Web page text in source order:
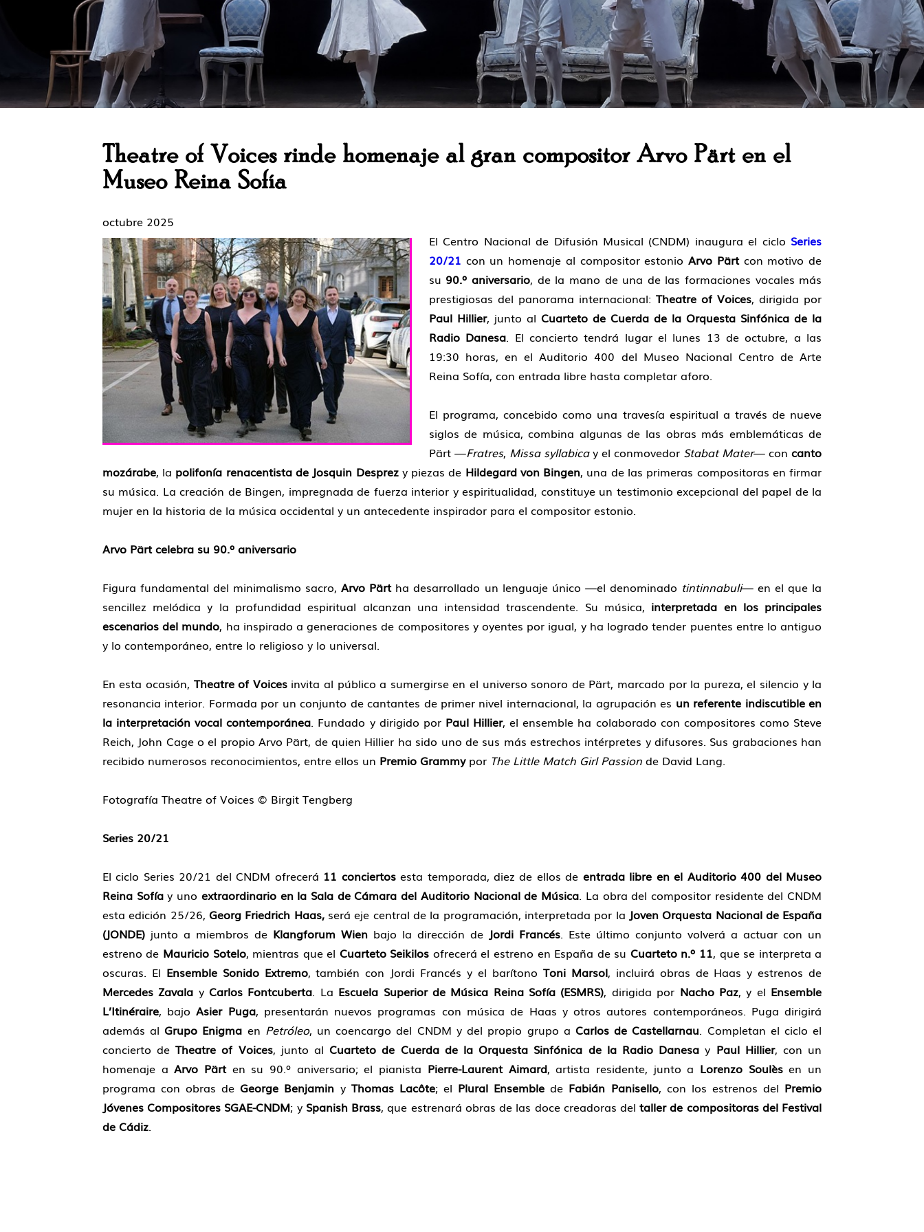
Theatre of Voices rinde homenaje al gran compositor Arvo Pärt en el
Museo Reina Sofía
octubre 2025
El Centro Nacional de Difusión Musical (CNDM) inaugura el ciclo Series
20/21 con un homenaje al compositor estonioArvo Pärtcon motivo de
su 90.º aniversario, de la mano de una de las formaciones vocales más
prestigiosas del panorama internacional: Theatre of Voices, dirigida por
Paul Hillier, junto al Cuarteto de Cuerda de la Orquesta Sinfónica de la
Radio Danesa. El concierto tendrá lugar el lunes 13 de octubre, a las
19:30 horas, en el Auditorio 400 del Museo Nacional Centro de Arte
Reina Sofía, con entrada libre hasta completar aforo.
El programa, concebido como una travesía espiritual a través de nueve
siglos de música, combina algunas de las obras más emblemáticas de
Pärt —Fratres, Missa syllabicay el conmovedor Stabat Mater— concanto
mozárabe, la polifonía renacentista de Josquin Desprezy piezas de Hildegard von Bingen, una de las primeras compositoras en firmar
su música. La creación de Bingen, impregnada de fuerza interior y espiritualidad, constituye un testimonio excepcional del papel de la
mujer en la historia de la música occidental y un antecedente inspirador para el compositor estonio.
Arvo Pärt celebra su 90.º aniversario
Figura fundamental del minimalismo sacro,Arvo Pärtha desarrollado un lenguaje único —el denominado tintinnabuli— en el que la
sencillez melódica y la profundidad espiritual alcanzan una intensidad trascendente. Su música, interpretada en los principales
escenarios del mundo, ha inspirado a generaciones de compositores y oyentes por igual, y ha logrado tender puentes entre lo antiguo
y lo contemporáneo, entre lo religioso y lo universal.
En esta ocasión, Theatre of Voicesinvita al público a sumergirse en el universo sonoro de Pärt, marcado por la pureza, el silencio y la
resonancia interior. Formada por un conjunto de cantantes de primer nivel internacional, la agrupación es un referente indiscutible en
la interpretación vocal contemporánea. Fundado y dirigido por Paul Hillier, el ensemble ha colaborado con compositores como Steve
Reich, John Cage o el propio Arvo Pärt, de quien Hillier ha sido uno de sus más estrechos intérpretes y difusores. Sus grabaciones han
recibido numerosos reconocimientos, entre ellos un Premio Grammypor The Little Match Girl Passionde David Lang.
Fotografía Theatre of Voices © Birgit Tengberg
Series 20/21
El ciclo Series 20/21 del CNDM ofrecerá 11 conciertosesta temporada, diez de ellos de entrada libre en el Auditorio 400 del Museo
Reina Sofíay uno extraordinario en la Sala de Cámara del Auditorio Nacional de Música. La obra del compositor residente del CNDM
esta edición 25/26, Georg Friedrich Haas,será eje central de la programación, interpretada por la Joven Orquesta Nacional de España
(JONDE)junto a miembros de Klangforum Wienbajo la dirección de Jordi Francés. Este último conjunto volverá a actuar con un
estreno de Mauricio Sotelo, mientras que el Cuarteto Seikilos ofrecerá el estreno en España de su Cuarteto n.º 11, que se interpreta a
oscuras. El Ensemble Sonido Extremo, también con Jordi Francés y el barítono Toni Marsol, incluirá obras de Haas y estrenos de
Mercedes Zavala yCarlos Fontcuberta. La Escuela Superior de Música Reina Sofía (ESMRS), dirigida por Nacho Paz, y el Ensemble
L’Itinéraire, bajoAsier Puga, presentarán nuevos programas con música de Haas y otros autores contemporáneos. Puga dirigirá
además alGrupo Enigma en Petróleo, un coencargo del CNDM y del propio grupo a Carlos de Castellarnau. Completan el ciclo el
concierto deTheatre of Voices, junto alCuarteto de Cuerda de la Orquesta Sinfónica de la Radio Danesa y Paul Hillier, con un
homenaje aArvo Pärten su 90.º aniversario; el pianista Pierre-Laurent Aimard, artista residente, junto a Lorenzo Soulèsen un
programa con obras deGeorge Benjamin y Thomas Lacôte; el Plural Ensemble de Fabián Panisello, con los estrenos del Premio
Jóvenes Compositores SGAE-CNDM; y Spanish Brass, que estrenará obras de las doce creadoras deltaller de compositoras del Festival
de Cádiz.